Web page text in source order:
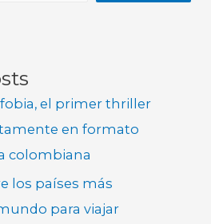
el primer thriller
en formato
colombiana
los países más
para viajar